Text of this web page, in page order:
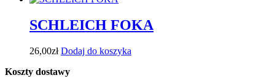
SCHLEICH FOKA
26,00zł Dodaj do koszyka
Koszty dostawy